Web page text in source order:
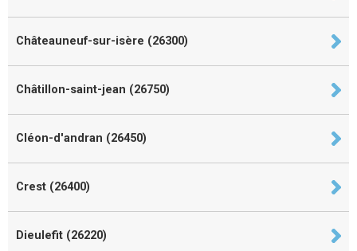
Châteauneuf-sur-isère (26300)
Châtillon-saint-jean (26750)
Cléon-d'andran (26450)
Crest (26400)
Dieulefit (26220)